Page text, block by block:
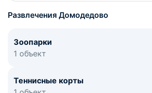
Развлечения Домодедово
Зоопарки
1 объект
Теннисные корты